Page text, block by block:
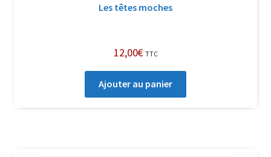
Les têtes moches
12,00€ TTC
Ajouter au panier